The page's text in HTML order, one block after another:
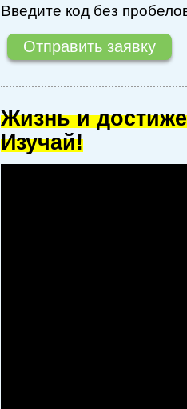
Введите код без
Жизнь и
Изучай!